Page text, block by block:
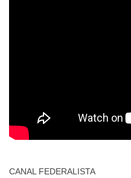
CANAL FEDERALISTA